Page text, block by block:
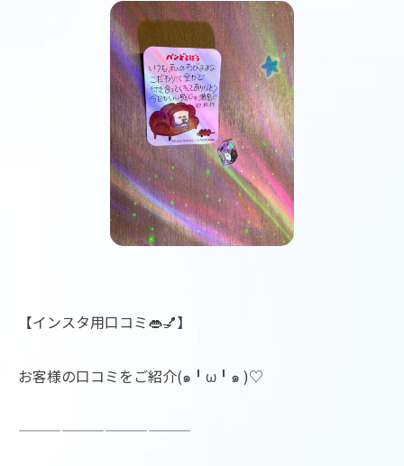
【インスタ用口コミ👄💅】
お客様の口コミをご紹介(๑╹ω╹๑ )♡
————————————